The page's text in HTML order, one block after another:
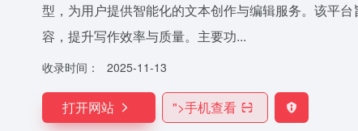
型，为用户提供智能化的文本创作与编辑服务。该平
容，提升写作效率与质量。主要功...
收录时间： 2025-11-13
打开网站 ">手机查看